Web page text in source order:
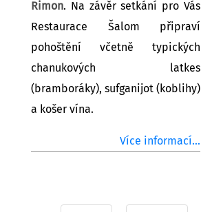
Rimon. Na závěr setkání pro Vás
Restaurace Šalom připraví
pohoštění včetně typických
chanukových latkes
(bramboráky), sufganijot (koblihy)
a košer vína.
Více informací...